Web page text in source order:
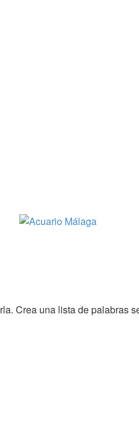
Crea una lista de palabras